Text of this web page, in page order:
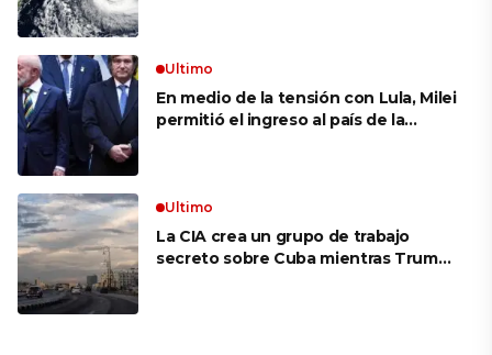
Ultimo
En medio de la tensión con Lula, Milei
permitió el ingreso al país de la
Ultimo
La CIA crea un grupo de trabajo
secreto sobre Cuba mientras Trump